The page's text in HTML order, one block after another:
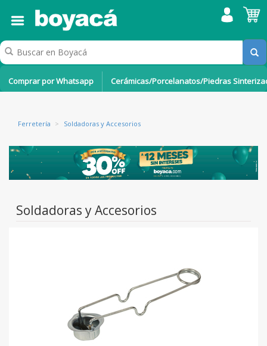
Comprar por Whatsapp Cerámicas/Porcelanatos/Piedras
Ferretería > Soldadoras y Accesorios
Soldadoras y Accesorios